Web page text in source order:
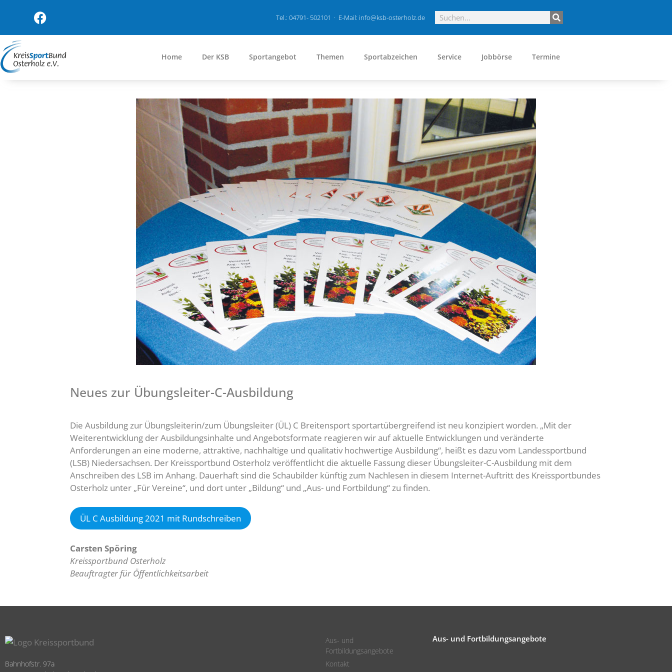
Tel.: 04791- 502101 · E-Mail: info@ksb-osterholz.de
Home Der KSB Sportangebot Themen Sportabzeichen Service Jobbörse Termine
Neues zur Übungsleiter-C-Ausbildung
Die Ausbildung zur Übungsleiterin/zum Übungsleiter (ÜL) C Breitensport sportartübergreifend ist neu konzipiert worden. „Mit der
Weiterentwicklung der Ausbildungsinhalte und Angebotsformate reagieren wir auf aktuelle Entwicklungen und veränderte
Anforderungen an eine moderne, attraktive, nachhaltige und qualitativ hochwertige Ausbildung“, heißt es dazu vom Landessportbund
(LSB) Niedersachsen. Der Kreissportbund Osterholz veröffentlicht die aktuelle Fassung dieser Übungsleiter-C-Ausbildung mit dem
Anschreiben des LSB im Anhang. Dauerhaft sind die Schaubilder künftig zum Nachlesen in diesem Internet-Auftritt des Kreissportbundes
Osterholz unter „Für Vereine“, und dort unter „Bildung“ und „Aus- und Fortbildung“ zu finden.
ÜL C Ausbildung 2021 mit Rundschreiben
Carsten Spöring
Kreissportbund Osterholz
Beauftragter für Öffentlichkeitsarbeit
Bahnhofstr. 97a
Aus- und
Fortbildungsangebote
Kontakt
Aus- und Fortbildungsangebote